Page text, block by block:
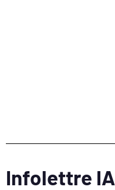
Infolettre IA